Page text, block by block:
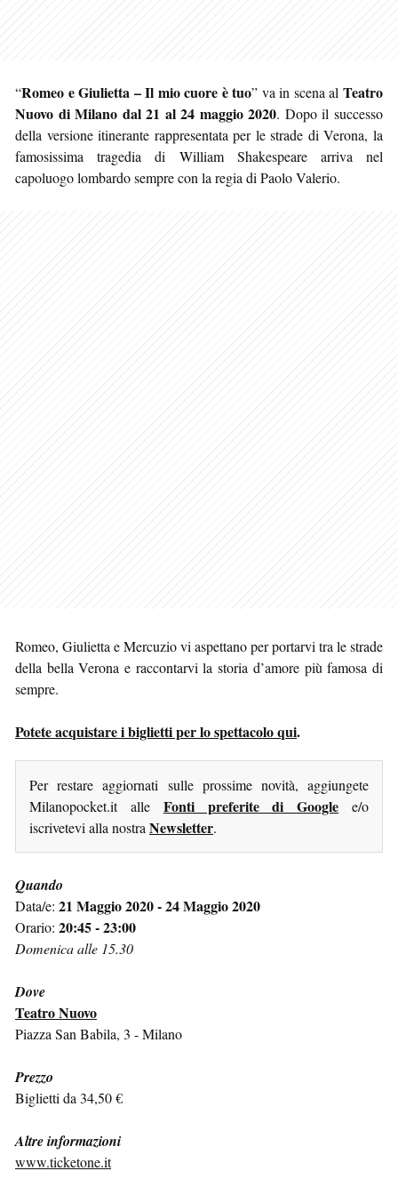
“Romeo e Giulietta – Il mio cuore è tuo” va in scena alTeatro
Nuovo di Milano dal 21 al 24 maggio 2020. Dopo il successo
della versione itinerante rappresentata per le strade di Verona, la
famosissima tragedia di William Shakespeare arriva nel
capoluogo lombardo sempre con la regia di Paolo Valerio.
Romeo, Giulietta e Mercuzio vi aspettano per portarvi tra le strade
della bella Verona e raccontarvi la storia d’amore più famosa di
sempre.
Potete acquistare i biglietti per lo spettacolo qui.
Per restare aggiornati sulle prossime novità, aggiungete
Milanopocket.it alle Fonti preferite di Google e/o
iscrivetevi alla nostra Newsletter.
Quando
Data/e: 21 Maggio 2020 - 24 Maggio 2020
Orario: 20:45 - 23:00
Domenica alle 15.30
Dove
Teatro Nuovo
Piazza San Babila, 3 - Milano
Prezzo
Biglietti da 34,50 €
Altre informazioni
www.ticketone.it